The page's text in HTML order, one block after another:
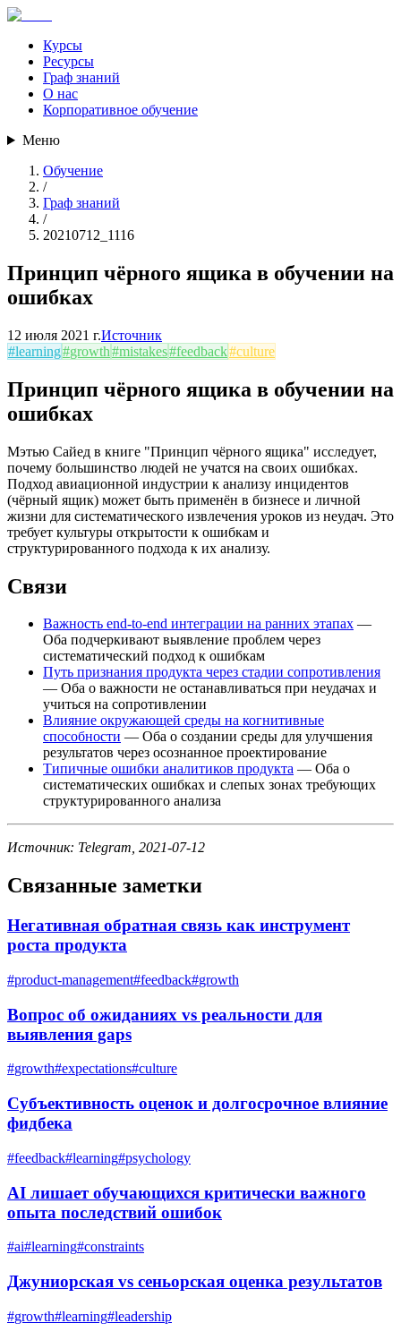
Курсы
Ресурсы
Граф знаний
О нас
Корпоративное обучение
Меню
Обучение
/
Граф знаний
/
20210712_1116
Принцип чёрного ящика в обучении на
ошибках
12 июля 2021 г.Источник
#learning#growth#mistakes#feedback#culture
Принцип чёрного ящика в обучении на
ошибках
Мэтью Сайед в книге "Принцип чёрного ящика" исследует,
почему большинство людей не учатся на своих ошибках.
Подход авиационной индустрии к анализу инцидентов
(чёрный ящик) может быть применён в бизнесе и личной
жизни для систематического извлечения уроков из неудач. Это
требует культуры открытости к ошибкам и
структурированного подхода к их анализу.
Связи
Важность end-to-end интеграции на ранних этапах —
Оба подчеркивают выявление проблем через
систематический подход к ошибкам
Путь признания продукта через стадии сопротивления
— Оба о важности не останавливаться при неудачах и
учиться на сопротивлении
Влияние окружающей среды на когнитивные
способности — Оба о создании среды для улучшения
результатов через осознанное проектирование
Типичные ошибки аналитиков продукта — Оба о
систематических ошибках и слепых зонах требующих
структурированного анализа
Источник: Telegram, 2021-07-12
Связанные заметки
Негативная обратная связь как инструмент
роста продукта
#product-management#feedback#growth
Вопрос об ожиданиях vs реальности для
выявления gaps
#growth#expectations#culture
Субъективность оценок и долгосрочное влияние
фидбека
#feedback#learning#psychology
AI лишает обучающихся критически важного
опыта последствий ошибок
#ai#learning#constraints
Джуниорская vs сеньорская оценка результатов
#growth#learning#leadership